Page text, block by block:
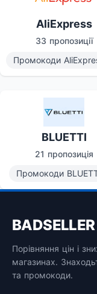
AliExpress
33 пропозиції
Промокоди
BLUETTI
21 пропозиція
Промокоди
BADSELLER
Порівняння цін і
магазинах.
та промокоди.